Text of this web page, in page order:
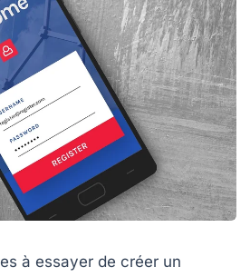
à essayer de créer un